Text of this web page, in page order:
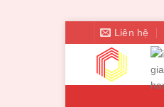
dung
Liên hệ